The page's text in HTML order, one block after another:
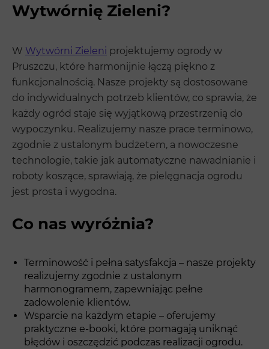
Wytwórnię Zieleni?
W Wytwórni Zieleni projektujemy ogrody w
Pruszczu, które harmonijnie łączą piękno z
funkcjonalnością. Nasze projekty są dostosowane
do indywidualnych potrzeb klientów, co sprawia, że
każdy ogród staje się wyjątkową przestrzenią do
wypoczynku. Realizujemy nasze prace terminowo,
zgodnie z ustalonym budżetem, a nowoczesne
technologie, takie jak automatyczne nawadnianie i
roboty koszące, sprawiają, że pielęgnacja ogrodu
jest prosta i wygodna.
Co nas wyróżnia?
Terminowość i pełna satysfakcja – nasze projekty
realizujemy zgodnie z ustalonym
harmonogramem, zapewniając pełne
zadowolenie klientów.
Wsparcie na każdym etapie – oferujemy
praktyczne e-booki, które pomagają uniknąć
błędów i oszczędzić podczas realizacji ogrodu.